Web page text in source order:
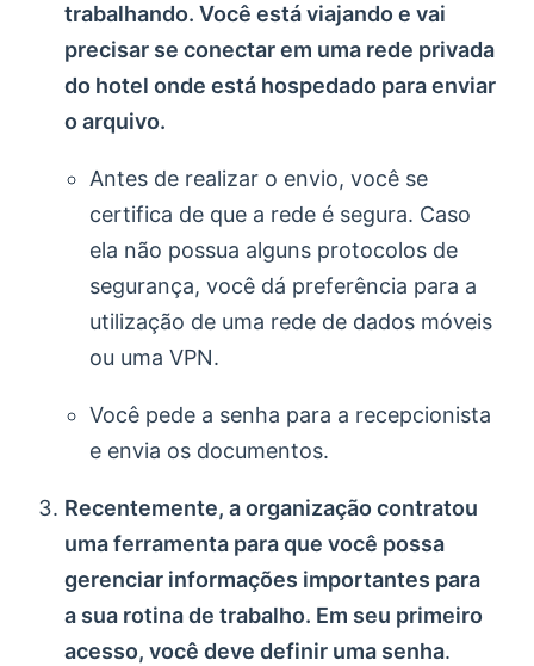
trabalhando. Você está viajando e vai
precisar se conectar em uma rede privada
do hotel onde está hospedado para enviar
o arquivo.
Antes de realizar o envio, você se
certifica de que a rede é segura. Caso
ela não possua alguns protocolos de
segurança, você dá preferência para a
utilização de uma rede de dados móveis
ou uma VPN.
Você pede a senha para a recepcionista
e envia os documentos.
Recentemente, a organização contratou
uma ferramenta para que você possa
gerenciar informações importantes para
a sua rotina de trabalho. Em seu primeiro
acesso, você deve definir uma senha.